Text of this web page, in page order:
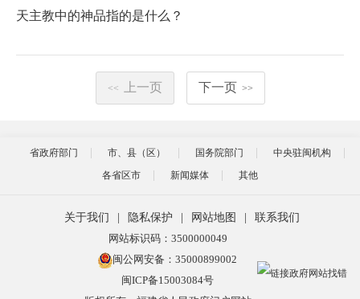
天主教中的神品指的是什么？
<< 上一页 下一页 >>
省政府部门 市、县（区） 国务院部门
中央驻闽机构
各省区市
新闻媒体 其他
关于我们 隐私保护 网站地图
联系我们
网站标识码：3500000049
闽公网安备：35000899002
闽ICP备15003084号